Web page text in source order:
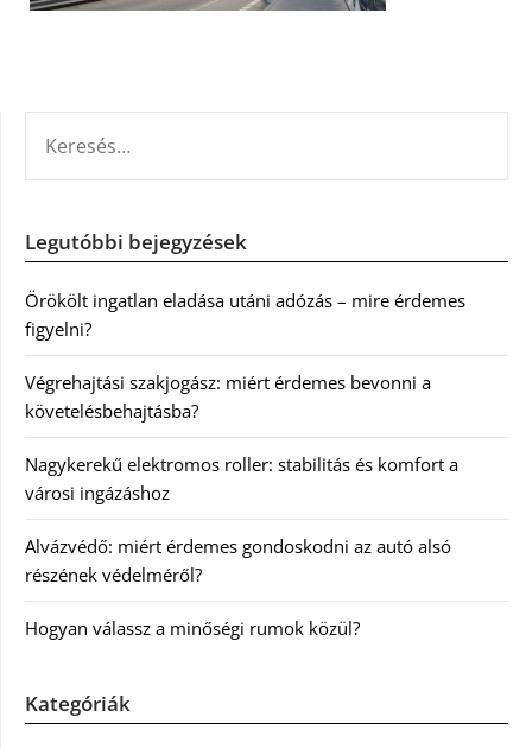
Legutóbbi bejegyzések
Örökölt ingatlan eladása utáni adózás – mire érdemes
figyelni?
Végrehajtási szakjogász: miért érdemes bevonni a
követelésbehajtásba?
Nagykerekű elektromos roller: stabilitás és komfort a
városi ingázáshoz
Alvázvédő: miért érdemes gondoskodni az autó alsó
részének védelméről?
Hogyan válassz a minőségi rumok közül?
Kategóriák